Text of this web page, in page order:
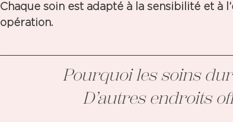
Chaque soin est adapté à la sensibilité et à
opération.
Pourquoi les soins
D’autres endroits